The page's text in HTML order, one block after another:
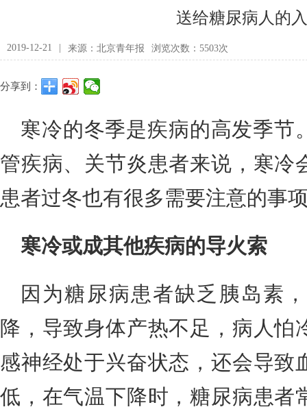
送给糖尿病人的
2019-12-21 来源：北京青年报 浏览次数：5503次
分享到：
寒冷的冬季是疾病的高发季节
管疾病、关节炎患者来说，寒冷
患者过冬也有很多需要注意的事
寒冷或成其他疾病的导火索
因为糖尿病患者缺乏胰岛素
降，导致身体产热不足，病人怕
感神经处于兴奋状态，还会导致
低，在气温下降时，糖尿病患者